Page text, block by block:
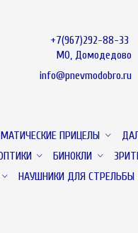
+7(967)292-88-33
МО, Домодедово
info@pnevmodobro.ru
ПРИЦЕЛЫ
БИНОКЛИ
НАУШНИКИ ДЛЯ СТРЕЛЬБЫ